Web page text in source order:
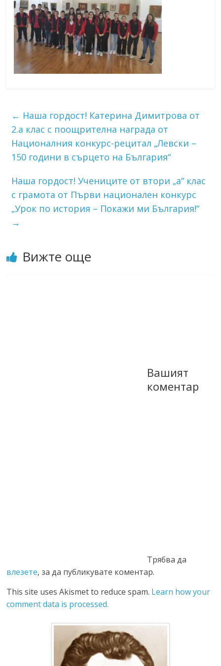
← Наша гордост! Катерина Димитрова от
2.а клас с поощрителна награда от
Националния конкурс-рецитал „Левски –
150 години в сърцето на България“
Наша гордост! Учениците от втори „а“ клас
с грамота от Първи национален конкурс
„Урок по история – Покажи ми България!“
→
Вижте още
Вашият
коментар
Трябва да
влезете, за да публикувате коментар.
This site uses Akismet to reduce spam. Learn how your
comment data is processed.